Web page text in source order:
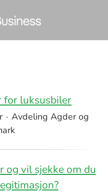
for luksusbiler
· Avdeling Agder og
og vil sjekke om du